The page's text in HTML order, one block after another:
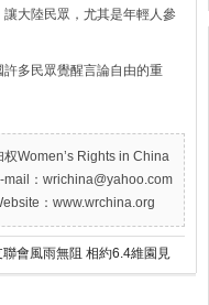
大陸民眾，尤其是年輕人參
多民眾覺醒言論自由的重
权Women’s Rights in China
mail：wrichina@yahoo.com
：www.wrchina.org
聯會風雨無阻 相約6.4維園見